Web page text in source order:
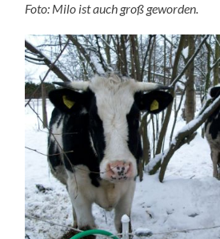
Foto: Milo ist auch groß geworden.